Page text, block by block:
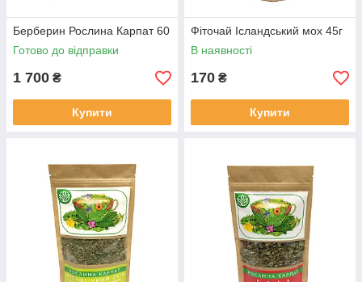
Берберин Рослина Карпат 60
Готово до відправки
1 700 ₴
Купити
Фіточай Ісландський мох 45г
В наявності
170 ₴
Купити